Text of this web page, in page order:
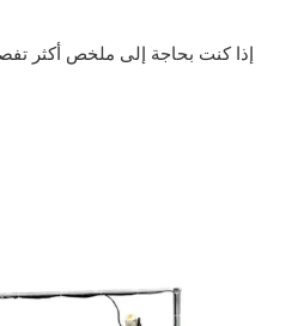
إذا كنت بحاجة إلى ملخص أكثر